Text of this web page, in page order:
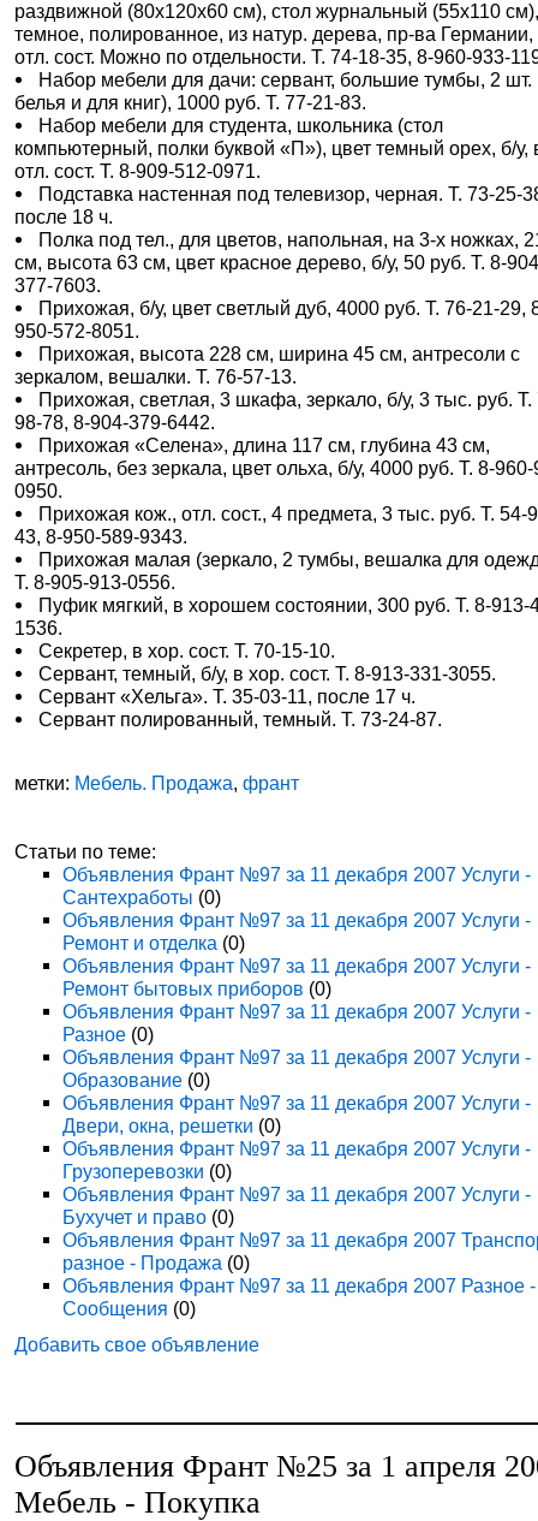
раздвижной (80х120х60 см), стол журнальный (55х110
темное, полированное, из натур. дерева, пр-ва Германии,
отл. сост. Можно по отдельности. Т. 74-18-35, 8-960-933-
Набор мебели для дачи: сервант, большие тумбы, 2 шт.
белья и для книг), 1000 руб. Т. 77-21-83.
Набор мебели для студента, школьника (стол
компьютерный, полки буквой «П»), цвет темный орех, б/у,
отл. сост. Т. 8-909-512-0971.
Подставка настенная под телевизор, черная. Т. 73-25-
после 18 ч.
Полка под тел., для цветов, напольная, на 3-х ножках,
см, высота 63 см, цвет красное дерево, б/у, 50 руб. Т. 8-
377-7603.
Прихожая, б/у, цвет светлый дуб, 4000 руб. Т. 76-21-29,
950-572-8051.
Прихожая, высота 228 см, ширина 45 см, антресоли с
зеркалом, вешалки. Т. 76-57-13.
Прихожая, светлая, 3 шкафа, зеркало, б/у, 3 тыс. руб. Т.
98-78, 8-904-379-6442.
Прихожая «Селена», длина 117 см, глубина 43 см,
антресоль, без зеркала, цвет ольха, б/у, 4000 руб. Т. 8-
0950.
Прихожая кож., отл. сост., 4 предмета, 3 тыс. руб. Т. 54-
43, 8-950-589-9343.
Прихожая малая (зеркало, 2 тумбы, вешалка для
Т. 8-905-913-0556.
Пуфик мягкий, в хорошем состоянии, 300 руб. Т. 8-913-
1536.
Секретер, в хор. сост. Т. 70-15-10.
Сервант, темный, б/у, в хор. сост. Т. 8-913-331-3055.
Сервант «Хельга». Т. 35-03-11, после 17 ч.
Сервант полированный, темный. Т. 73-24-87.
метки: Мебель. Продажа,франт
Статьи по теме:
Объявления Франт №97 за 11 декабря 2007 Услуги -
Сантехработы (0)
Объявления Франт №97 за 11 декабря 2007 Услуги -
Ремонт и отделка (0)
Объявления Франт №97 за 11 декабря 2007 Услуги -
Ремонт бытовых приборов (0)
Объявления Франт №97 за 11 декабря 2007 Услуги -
Разное (0)
Объявления Франт №97 за 11 декабря 2007 Услуги -
Образование (0)
Объявления Франт №97 за 11 декабря 2007 Услуги -
Двери, окна, решетки (0)
Объявления Франт №97 за 11 декабря 2007 Услуги -
Грузоперевозки (0)
Объявления Франт №97 за 11 декабря 2007 Услуги -
Бухучет и право (0)
Объявления Франт №97 за 11 декабря 2007
разное - Продажа (0)
Объявления Франт №97 за 11 декабря 2007 Разное -
Сообщения (0)
Добавить свое объявление
Объявления Франт №25 за 1 апреля
Мебель - Покупка